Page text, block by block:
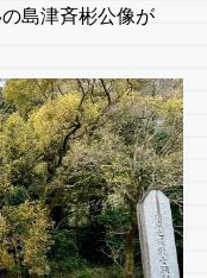
島津斉彬公像が